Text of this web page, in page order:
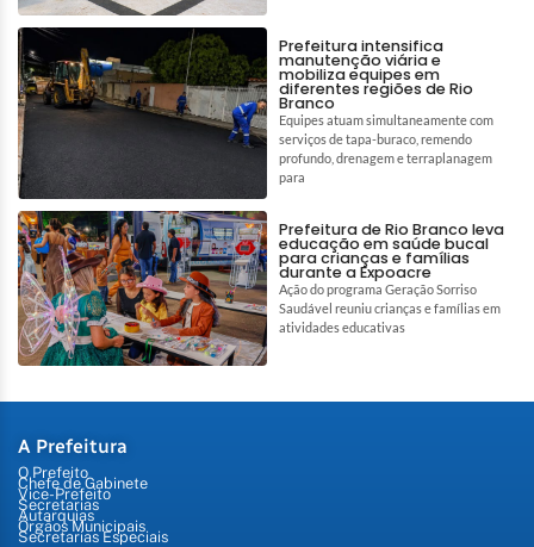
Prefeitura intensifica
manutenção viária e
mobiliza equipes em
diferentes regiões de Rio
Branco
Equipes atuam simultaneamente com
serviços de tapa-buraco, remendo
profundo, drenagem e terraplanagem
para
Prefeitura de Rio Branco leva
educação em saúde bucal
para crianças e famílias
durante a Expoacre
Ação do programa Geração Sorriso
Saudável reuniu crianças e famílias em
atividades educativas
A Prefeitura
O Prefeito
Chefe de Gabinete
Vice-Prefeito
Secretarias
Autarquias
Órgãos Municipais
Secretarias Especiais